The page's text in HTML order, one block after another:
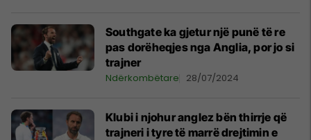
Southgate ka gjetur një punë të re
pas dorëheqjes nga Anglia, por jo si
trajner
Ndërkombëtare 28/07/2024
Klubi i njohur anglez bën thirrje që
trajneri i tyre të marrë drejtimin e